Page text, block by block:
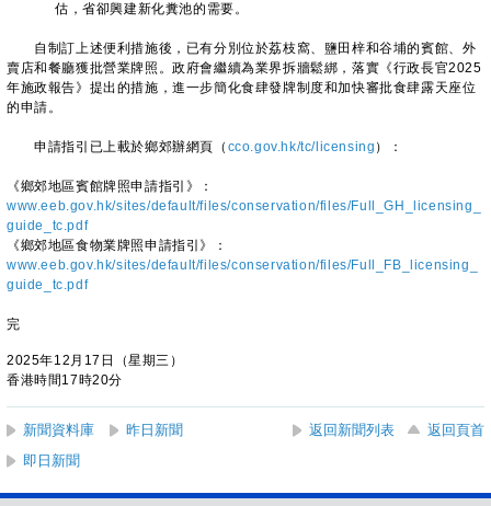
估，省卻興建新化糞池的需要。
自制訂上述便利措施後，已有分別位於荔枝窩、鹽田梓和谷埔的賓館、外
賣店和餐廳獲批營業牌照。政府會繼續為業界拆牆鬆綁，落實《行政長官2025
年施政報告》提出的措施，進一步簡化食肆發牌制度和加快審批食肆露天座位
的申請。
申請指引已上載於鄉郊辦網頁（ cco.gov.hk/tc/licensing ）：
《鄉郊地區賓館牌照申請指引》：
www.eeb.gov.hk/sites/default/files/conservation/files/Full_GH_licensing_
guide_tc.pdf
《鄉郊地區食物業牌照申請指引》：
www.eeb.gov.hk/sites/default/files/conservation/files/Full_FB_licensing_
guide_tc.pdf
完
2025年12月17日（星期三）
香港時間17時20分
新聞資料庫 昨日新聞 返回新聞列表
返回頁首
即日新聞